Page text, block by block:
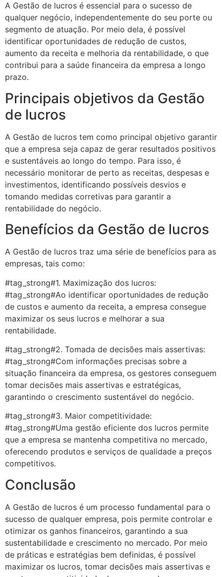
A Gestão de lucros é essencial para o sucesso de
qualquer negócio, independentemente do seu porte ou
segmento de atuação. Por meio dela, é possível
identificar oportunidades de redução de custos,
aumento da receita e melhoria da rentabilidade, o que
contribui para a saúde financeira da empresa a longo
prazo.
Principais objetivos da Gestão
de lucros
A Gestão de lucros tem como principal objetivo garantir
que a empresa seja capaz de gerar resultados positivos
e sustentáveis ao longo do tempo. Para isso, é
necessário monitorar de perto as receitas, despesas e
investimentos, identificando possíveis desvios e
tomando medidas corretivas para garantir a
rentabilidade do negócio.
Benefícios da Gestão de lucros
A Gestão de lucros traz uma série de benefícios para as
empresas, tais como:
#tag_strong#1. Maximização dos lucros:
#tag_strong#Ao identificar oportunidades de redução
de custos e aumento da receita, a empresa consegue
maximizar os seus lucros e melhorar a sua
rentabilidade.
#tag_strong#2. Tomada de decisões mais assertivas:
#tag_strong#Com informações precisas sobre a
situação financeira da empresa, os gestores conseguem
tomar decisões mais assertivas e estratégicas,
garantindo o crescimento sustentável do negócio.
#tag_strong#3. Maior competitividade:
#tag_strong#Uma gestão eficiente dos lucros permite
que a empresa se mantenha competitiva no mercado,
oferecendo produtos e serviços de qualidade a preços
competitivos.
Conclusão
A Gestão de lucros é um processo fundamental para o
sucesso de qualquer empresa, pois permite controlar e
otimizar os ganhos financeiros, garantindo a sua
sustentabilidade e crescimento no mercado. Por meio
de práticas e estratégias bem definidas, é possível
maximizar os lucros, tomar decisões mais assertivas e